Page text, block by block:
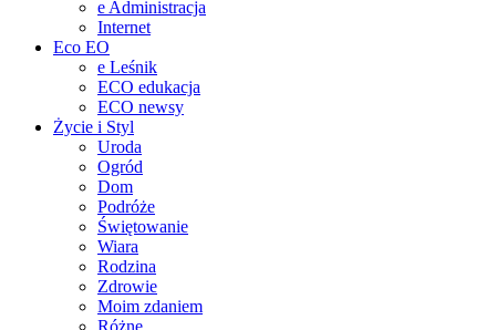
e Administracja
Internet
Eco EO
e Leśnik
ECO edukacja
ECO newsy
Życie i Styl
Uroda
Ogród
Dom
Podróże
Świętowanie
Wiara
Rodzina
Zdrowie
Moim zdaniem
Różne